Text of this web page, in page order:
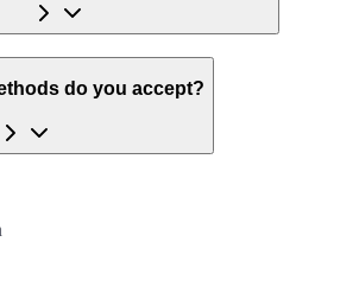
do you accept?